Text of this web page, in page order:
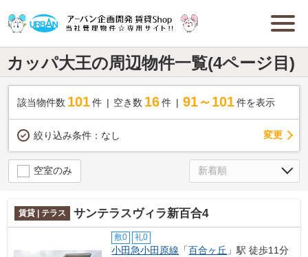
カッパ大王の周辺物件一覧(4ページ目)
該当物件数 101件 空き数 16 件 91～101 件を表示
絞り込み条件： なし 変更
空室のみ
賃貸 | テラス サンテラスヴィラ新百合4
敷0 礼0
小田急小田原線 「百合ヶ丘 」駅 徒歩11分